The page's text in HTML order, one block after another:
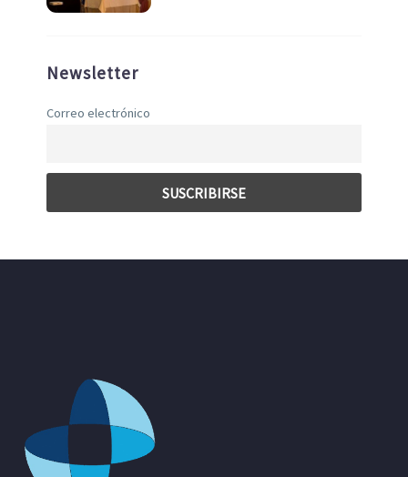
Newsletter
Correo electrónico